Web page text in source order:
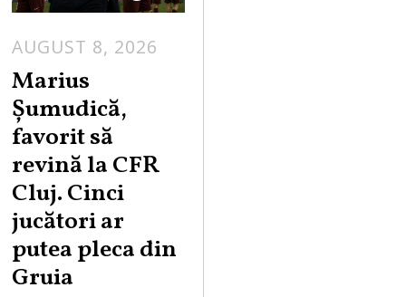
AUGUST 8, 2026
Marius
Șumudică,
favorit să
revină la CFR
Cluj. Cinci
jucători ar
putea pleca din
Gruia